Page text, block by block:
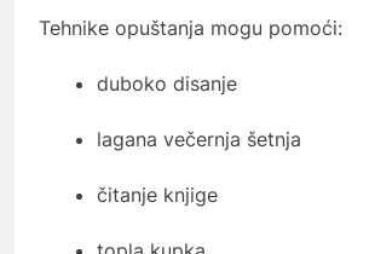
Tehnike opuštanja mogu pomoći:
duboko disanje
lagana večernja šetnja
čitanje knjige